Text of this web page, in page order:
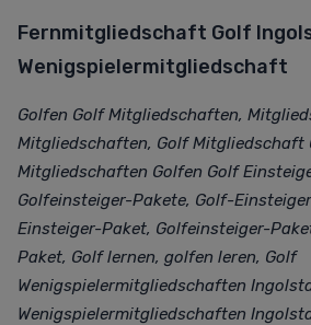
Fernmitgliedschaft Golf
Wenigspielermitgliedschaft
Golfen Golf Mitgliedschaften,
Mitgliedschaften, Golf Mitgliedschaft
Mitgliedschaften Golfen Golf
Golfeinsteiger-Pakete, Golf-
Einsteiger-Paket, Golfeinsteiger-
Paket, Golf lernen, golfen leren, Golf
Wenigspielermitgliedschaften
Wenigspielermitgliedschaften